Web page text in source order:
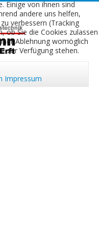
Einige von ihnen sind
andere uns helfen,
verbessern (Tracking
ob Sie die Cookies zulassen
Ablehnung womöglich
zur Verfügung stehen.
Impressum